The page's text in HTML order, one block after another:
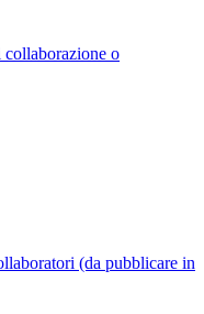
o
(da pubblicare in